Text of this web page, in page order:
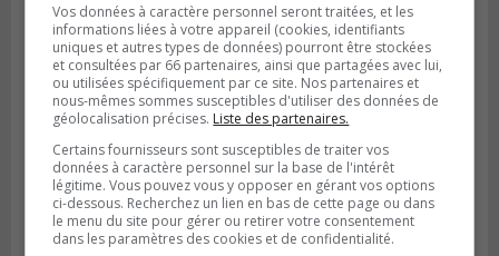
LONGUEUIL
Publié le 7 août 2026 à 05h29
Les Ducs remportent une autre victoire
contre Laval
Vos données à caractère personnel seront traitées, et les
informations liées à votre appareil (cookies, identifiants
uniques et autres types de données) pourront être stockées
et consultées par 66 partenaires, ainsi que partagées avec lui,
ou utilisées spécifiquement par ce site. Nos partenaires et
nous-mêmes sommes susceptibles d'utiliser des données de
géolocalisation précises. Liste des partenaires.
Certains fournisseurs sont susceptibles de traiter vos
données à caractère personnel sur la base de l'intérêt
légitime. Vous pouvez vous y opposer en gérant vos options
ci-dessous. Recherchez un lien en bas de cette page ou dans
le menu du site pour gérer ou retirer votre consentement
dans les paramètres des cookies et de confidentialité.